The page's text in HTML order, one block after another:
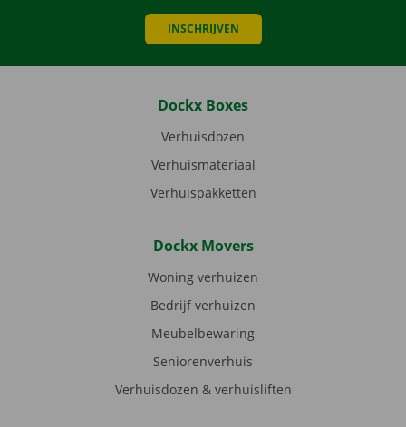
INSCHRIJVEN
Dockx Boxes
Verhuisdozen
Verhuismateriaal
Verhuispakketten
Dockx Movers
Woning verhuizen
Bedrijf verhuizen
Meubelbewaring
Seniorenverhuis
Verhuisdozen & verhuisliften